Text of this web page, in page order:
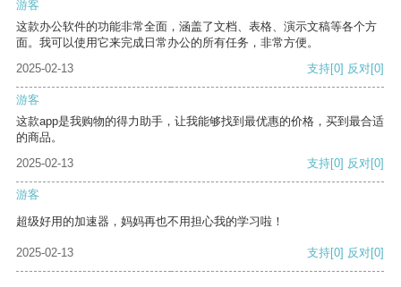
游客
这款办公软件的功能非常全面，涵盖了文档、表格、演示文稿等各个方
面。我可以使用它来完成日常办公的所有任务，非常方便。
2025-02-13
支持[0] 反对[0]
游客
这款app是我购物的得力助手，让我能够找到最优惠的价格，买到最合适
的商品。
2025-02-13
支持[0] 反对[0]
游客
超级好用的加速器，妈妈再也不用担心我的学习啦！
2025-02-13 支持[0] 反对[0]